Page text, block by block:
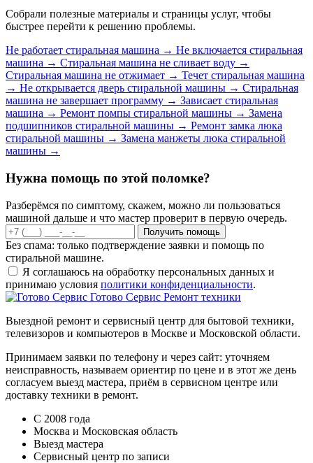
Собрали полезные материалы и страницы услуг, чтобы
быстрее перейти к решению проблемы.
Не работает стиральная машина → Не включается стиральная
машина → Стиральная машина не сливает воду →
Стиральная машина не отжимает → Течет стиральная машина
→ Не открывается дверь стиральной машины → Стиральная
машина не завершает программу → Зависает стиральная
машина → Ремонт помпы стиральной машины → Замена
подшипников стиральной машины → Ремонт замка люка
стиральной машины → Замена манжеты люка стиральной
машины →
Нужна помощь по этой поломке?
Разберёмся по симптому, скажем, можно ли пользоваться
машиной дальше и что мастер проверит в первую очередь.
Получить помощь
Без спама: только подтверждение заявки и помощь по
стиральной машине.
Я соглашаюсь на обработку персональных данных и
принимаю условия политики конфиденциальности.
Готово Сервис Ремонт техники
Выездной ремонт и сервисный центр для бытовой техники,
телевизоров и компьютеров в Москве и Московской области.
Принимаем заявки по телефону и через сайт: уточняем
неисправность, называем ориентир по цене и в этот же день
согласуем выезд мастера, приём в сервисном центре или
доставку техники в ремонт.
С 2008 года
Москва и Московская область
Выезд мастера
Сервисный центр по записи